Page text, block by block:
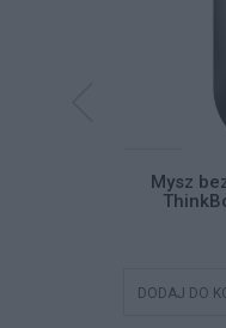
Mysz
DODAJ DO